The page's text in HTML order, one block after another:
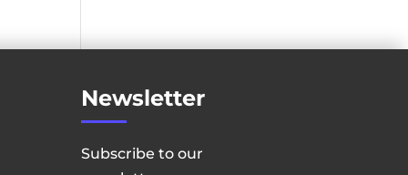
Newsletter
Subscribe to our